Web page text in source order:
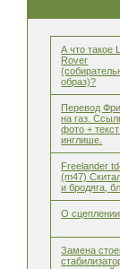
А что такое
Rover
образ)?
Перевод
на газ.
фото +
инглише.
Freelander
(m47)
и бродяга,
О сцеплении.
Замена